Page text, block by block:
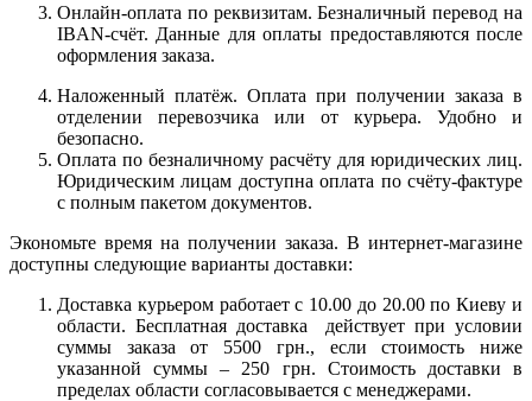
Онлайн-оплата по реквизитам. Безналичный перевод на
IBAN-счёт. Данные для оплаты предоставляются после
оформления заказа.
Наложенный платёж. Оплата при получении заказа в
отделении перевозчика или от курьера. Удобно и
безопасно.
Оплата по безналичному расчёту для юридических лиц.
Юридическим лицам доступна оплата по счёту-фактуре
с полным пакетом документов.
Экономьте время на получении заказа. В интернет-магазине
доступны следующие варианты доставки:
Доставка курьером работает с 10.00 до 20.00 по Киеву и
области. Бесплатная доставка действует при условии
суммы заказа от 5500 грн., если стоимость ниже
указанной суммы – 250 грн. Стоимость доставки в
пределах области согласовывается с менеджерами.